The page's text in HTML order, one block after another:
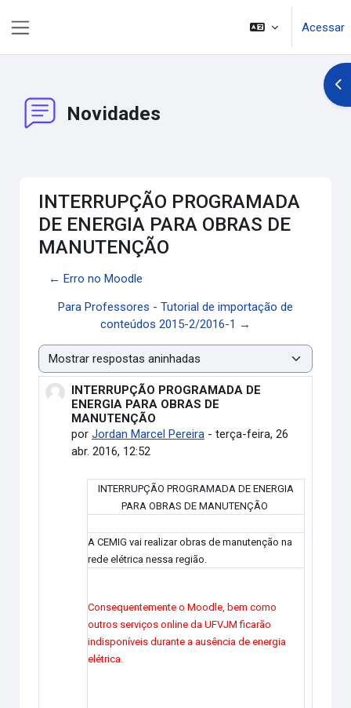
Acessar
Novidades
INTERRUPÇÃO PROGRAMADA
DE ENERGIA PARA OBRAS DE
MANUTENÇÃO
← Erro no Moodle
Para Professores - Tutorial de importação de
conteúdos 2015-2/2016-1 →
Modo de visualização
INTERRUPÇÃO PROGRAMADA DE
ENERGIA PARA OBRAS DE
MANUTENÇÃO
porJordan Marcel Pereira -terça-feira, 26
abr. 2016, 12:52
Número de respostas: 0
INTERRUPÇÃO PROGRAMADA DE ENERGIA
PARA OBRAS DE MANUTENÇÃO
A CEMIG vai realizar obras de manutenção na
rede elétrica nessa região.
Consequentemente o Moodle, bem como
outros serviços online da UFVJM ficarão
indisponíveis durante a ausência de energia
elétrica.